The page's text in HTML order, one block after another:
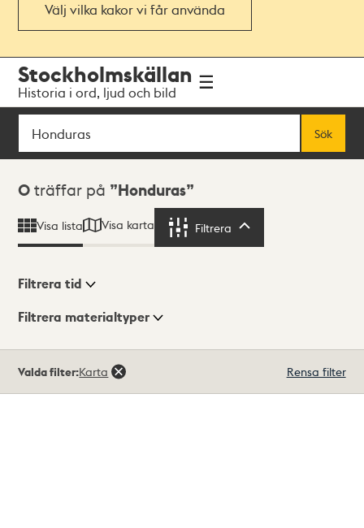
Välj vilka kakor vi får använda
navigationen
huvudinnehållet
Stockholmskällan
Historia i ord, ljud och bild
Sök
Sök
Sökresultat
0 träffar på Honduras
Visa lista Visa karta Filtrera
Visningsläge
Filtrera tid
Filtrera materialtyper
träffar
Valda filter:Karta Rensa filter